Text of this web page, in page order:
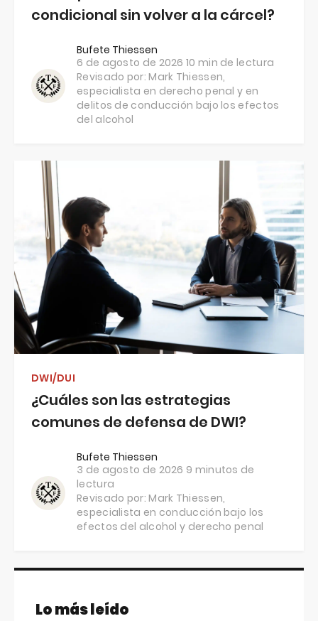
condicional sin volver a la cárcel?
Bufete Thiessen
6 de agosto de 2026 10 min de lectura
Revisado por:Mark Thiessen,
especialista en derecho penal y en
delitos de conducción bajo los efectos
del alcohol
DWI/DUI
¿Cuáles son las estrategias
comunes de defensa de DWI?
Bufete Thiessen
3 de agosto de 2026 9 minutos de
lectura
Revisado por:Mark Thiessen,
especialista en conducción bajo los
efectos del alcohol y derecho penal
Lo más leído